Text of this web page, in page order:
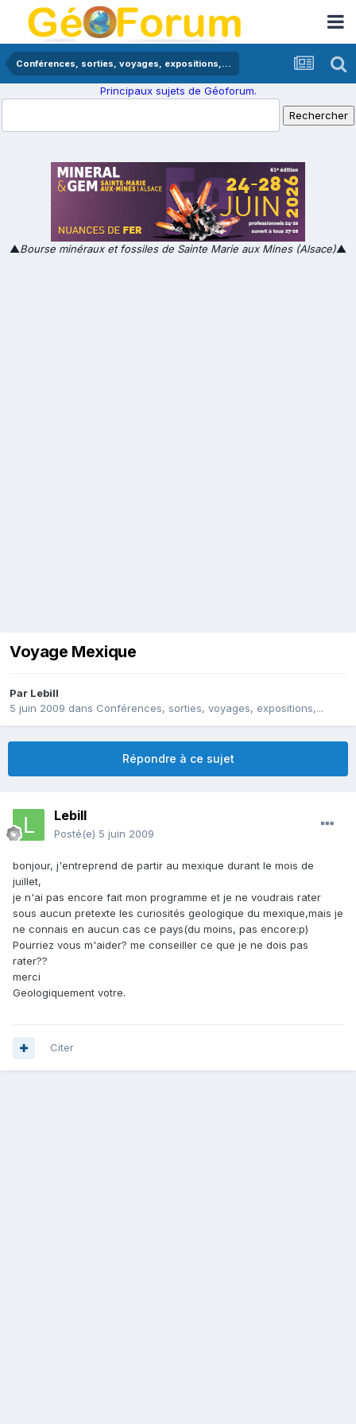
Conférences, sorties, voyages, expositions,...
Principaux sujets de Géoforum.
▲Bourse minéraux et fossiles de Sainte Marie aux Mines (Alsace)▲
Voyage Mexique
Par Lebill
5 juin 2009 dans Conférences, sorties, voyages, expositions,...
Répondre à ce sujet
Lebill
Posté(e) 5 juin 2009
bonjour, j'entreprend de partir au mexique durant le mois de
juillet,
je n'ai pas encore fait mon programme et je ne voudrais rater
sous aucun pretexte les curiosités geologique du mexique,mais je
ne connais en aucun cas ce pays(du moins, pas encore:p)
Pourriez vous m'aider? me conseiller ce que je ne dois pas
rater??
merci
Geologiquement votre.
Citer